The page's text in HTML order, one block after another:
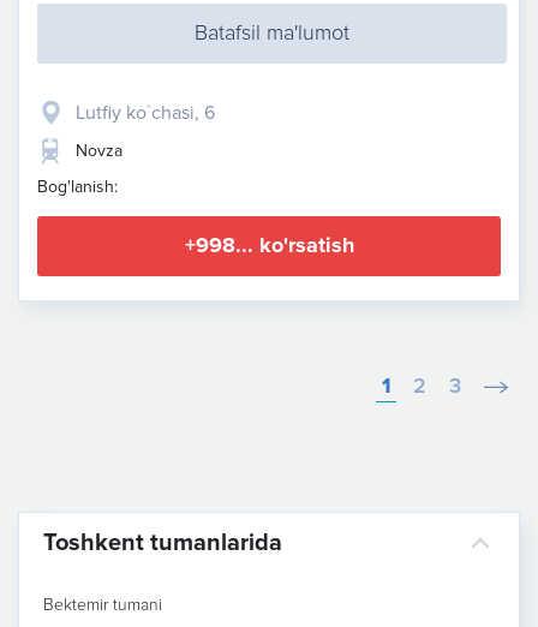
Batafsil ma'lumot
Lutfiy ko`chasi, 6
Novza
Bog'lanish:
+998... ko'rsatish
1 2 3
Toshkent tumanlarida
Bektemir tumani